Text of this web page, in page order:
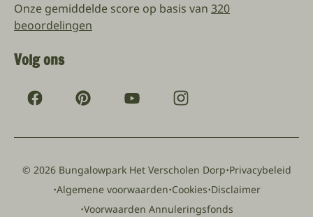
Onze gemiddelde score op basis van 320
beoordelingen
Volg ons
© 2026 Bungalowpark Het Verscholen Dorp·Privacybeleid
·Algemene voorwaarden·Cookies·Disclaimer
·Voorwaarden Annuleringsfonds